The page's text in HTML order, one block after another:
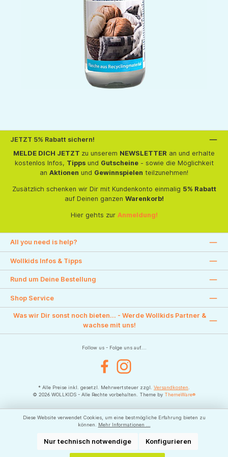
JETZT 5% Rabatt sichern!
MELDE DICH JETZT zu unserem NEWSLETTER an und erhalte
kostenlos Infos, Tippsund Gutscheine- sowie die Möglichkeit
an Aktionen und Gewinnspielen teilzunehmen!
Zusätzlich schenken wir Dir mit Kundenkonto einmalig 5% Rabatt
auf Deinen ganzen Warenkorb!
Hier gehts zur Anmeldung!
All you need is help?
Wollkids Infos & Tipps
Rund um Deine Bestellung
Shop Service
Was wir Dir sonst noch bieten... - Werde Wollkids Partner &
wachse mit uns!
Follow us - Folge uns auf....
FacebookInstagram
* Alle Preise inkl. gesetzl. Mehrwertsteuer zzgl. Versandkosten
© 2026 WOLLKIDS - Alle Rechte vorbehalten. Theme by ThemeWare®
Diese Website verwendet Cookies, um eine bestmögliche Erfahrung bieten zu
können.
Mehr Informationen ...
Nur technisch notwendige Konfigurieren